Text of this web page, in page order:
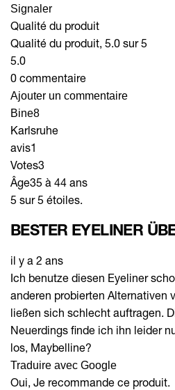
Signaler
Qualité du produit
Qualité du produit, 5.0 sur 5
5.0
0 commentaire
Ajouter un commentaire
Bine8
Karlsruhe
avis1
Votes3
Âge35 à 44 ans
5 sur 5 étoiles.
BESTER EYELINER
il y a 2 ans
Ich benutze diesen Eyeliner
anderen probierten Alternativen
ließen sich schlecht auftragen.
Neuerdings finde ich ihn leider
los, Maybelline?
Traduire avec Google
Oui, Je recommande ce produit.